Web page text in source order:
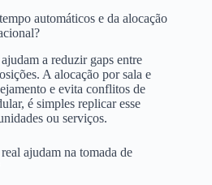
automáticos e da alocação
a reduzir gaps entre
A alocação por sala e
e evita conflitos de
é simples replicar esse
ou serviços.
ajudam na tomada de